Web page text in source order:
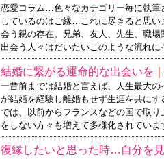
恋愛コラム…色々なカテゴリー毎に執筆
しているのはご縁…これに尽きると思い
会う親の存在。兄弟、友人、先生、職
出会う人々はだいたいこのような流れ
結婚に繋がる運命的な出会いを
一昔前までは結婚と言えば、人生最大
が結婚を経験し離婚もせず生涯を共に
では、以前からフランスなどの国で取
をしない方々も増えて多様化されてい
復縁したいと思った時…自分を